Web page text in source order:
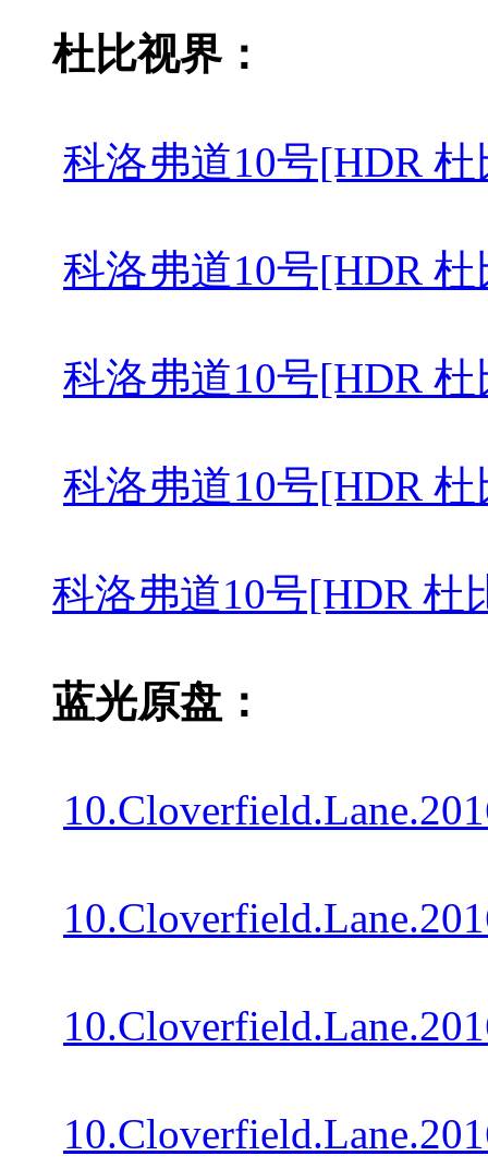
杜比视界：
科洛弗道10号[HDR 杜
科洛弗道10号[HDR 杜
科洛弗道10号[HDR 杜
科洛弗道10号[HDR 杜
科洛弗道10号[HDR 杜
蓝光原盘：